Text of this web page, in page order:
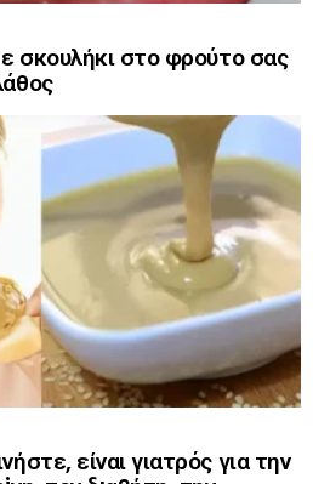
σκουλήκι στο φρούτο σας
είναι γιατρός για την